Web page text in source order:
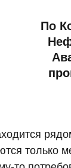
По
только